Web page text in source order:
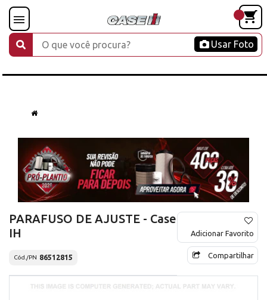
Usar Foto
PARAFUSO DE AJUSTE - Case
IH
Cód./PN 86512815
Adicionar Favorito
Compartilhar